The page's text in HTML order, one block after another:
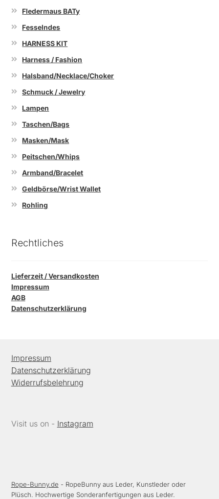
Fledermaus BATy
Fesselndes
HARNESS KIT
Harness / Fashion
Halsband/Necklace/Choker
Schmuck / Jewelry
Lampen
Taschen/Bags
Masken/Mask
Peitschen/Whips
Armband/Bracelet
Geldbörse/Wrist Wallet
Rohling
Rechtliches
Lieferzeit / Versandkosten
Impressum
AGB
Datenschutzerklärung
Impressum
Datenschutzerklärung
Widerrufsbelehrung
Visit us on - Instagram
Rope-Bunny.de - RopeBunny aus Leder, Kunstleder oder
Plüsch. Hochwertige Sonderanfertigungen aus Leder.